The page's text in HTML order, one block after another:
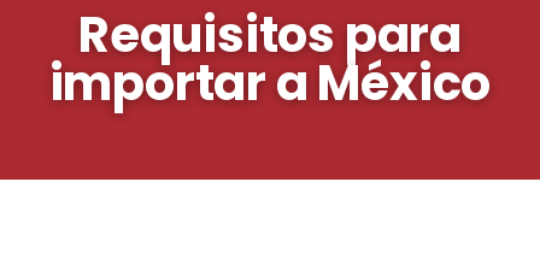
Requisitos para
importar a México